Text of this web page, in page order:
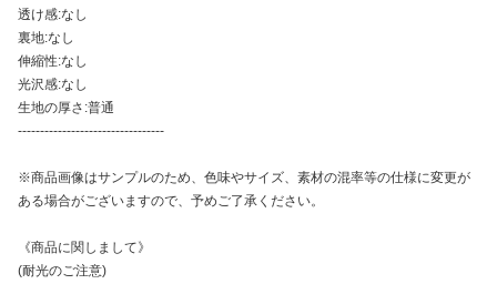
透け感:なし
裏地:なし
伸縮性:なし
光沢感:なし
生地の厚さ:普通
---------------------------------
※商品画像はサンプルのため、色味やサイズ、素材の混率等の仕様に変更が
ある場合がございますので、予めご了承ください。
《商品に関しまして》
(耐光のご注意)